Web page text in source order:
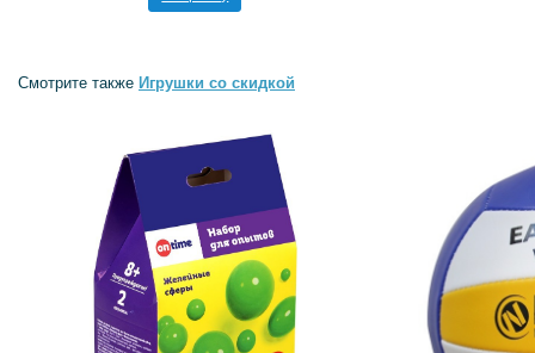
Смотрите также Игрушки со скидкой